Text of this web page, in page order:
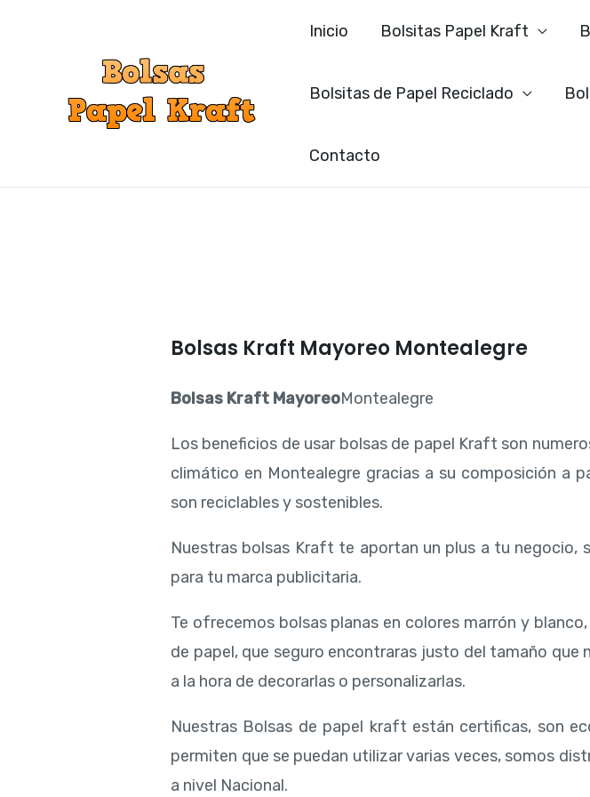
Inicio Bolsitas Papel Kraft
Bolsitas de Papel Reciclado
Contacto
Bolsas Kraft Mayoreo Montealegre
Bolsas Kraft MayoreoMontealegre
Los beneficios de usar bolsas de papel Kraft son
climático en Montealegre gracias a su composición a
son reciclables y sostenibles.
Nuestras bolsas Kraft te aportan un plus a tu negocio,
para tu marca publicitaria.
Te ofrecemos bolsas planas en colores marrón y
de papel, que seguro encontraras justo del tamaño
a la hora de decorarlas o personalizarlas.
Nuestras Bolsas de papel kraft están certificas, son
permiten que se puedan utilizar varias veces, somos
a nivel Nacional.